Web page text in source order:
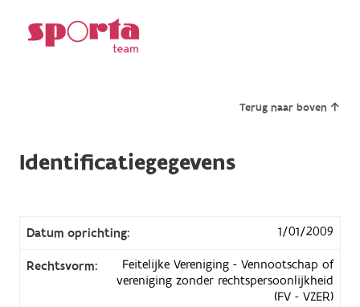
Terug naar boven
Identificatiegegevens
Datum oprichting: 1/01/2009
Rechtsvorm:
Feitelijke Vereniging - Vennootschap of
vereniging zonder rechtspersoonlijkheid
(FV - VZER)